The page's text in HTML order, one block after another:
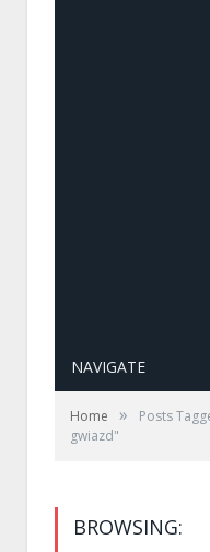
NAVIGATE
Home »
Posts
gwiazd"